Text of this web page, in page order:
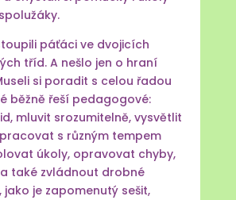
páťáci ve dvojicích
tříd. A nešlo jen o hraní
si poradit s celou řadou
běžně řeší pedagogové:
mluvit srozumitelně, vysvětlit
s různým tempem
úkoly, opravovat chyby,
také zvládnout drobné
jako je zapomenutý sešit,